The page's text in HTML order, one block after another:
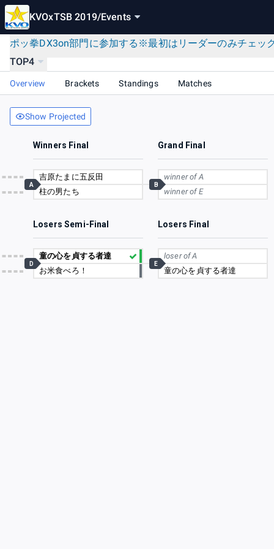
KVOxTSB 2019/Events
ポッ拳DX3on部門に参加する※最初はリーダーのみチェッ
TOP4
Overview Brackets Standings Matches
Show Projected
Winners Final Grand Final
吉原たまに五反田
柱の男たち
A
winner of A
winner of E
B
Losers Semi-Final Losers Final
童の心を貞する者達
お米食べろ！
D
loser of A
童の心を貞する者達
E